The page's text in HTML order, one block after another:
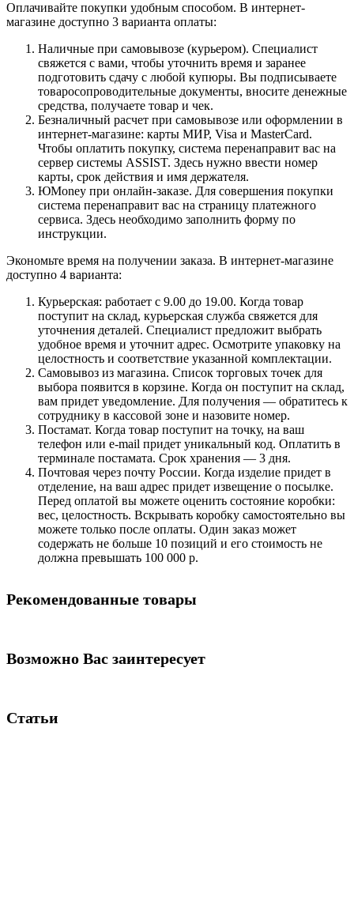
Оплачивайте покупки удобным способом. В интернет-
магазине доступно 3 варианта оплаты:
Наличные при самовывозе (курьером). Специалист
свяжется с вами, чтобы уточнить время и заранее
подготовить сдачу с любой купюры. Вы подписываете
товаросопроводительные документы, вносите денежные
средства, получаете товар и чек.
Безналичный расчет при самовывозе или оформлении в
интернет-магазине: карты МИР, Visa и MasterCard.
Чтобы оплатить покупку, система перенаправит вас на
сервер системы ASSIST. Здесь нужно ввести номер
карты, срок действия и имя держателя.
ЮMoney при онлайн-заказе. Для совершения покупки
система перенаправит вас на страницу платежного
сервиса. Здесь необходимо заполнить форму по
инструкции.
Экономьте время на получении заказа. В интернет-магазине
доступно 4 варианта:
Курьерская: работает с 9.00 до 19.00. Когда товар
поступит на склад, курьерская служба свяжется для
уточнения деталей. Специалист предложит выбрать
удобное время и уточнит адрес. Осмотрите упаковку на
целостность и соответствие указанной комплектации.
Самовывоз из магазина. Список торговых точек для
выбора появится в корзине. Когда он поступит на склад,
вам придет уведомление. Для получения — обратитесь к
сотруднику в кассовой зоне и назовите номер.
Постамат. Когда товар поступит на точку, на ваш
телефон или e-mail придет уникальный код. Оплатить в
терминале постамата. Срок хранения — 3 дня.
Почтовая через почту России. Когда изделие придет в
отделение, на ваш адрес придет извещение о посылке.
Перед оплатой вы можете оценить состояние коробки:
вес, целостность. Вскрывать коробку самостоятельно вы
можете только после оплаты. Один заказ может
содержать не больше 10 позиций и его стоимость не
должна превышать 100 000 р.
Рекомендованные товары
Возможно Вас заинтересует
Статьи